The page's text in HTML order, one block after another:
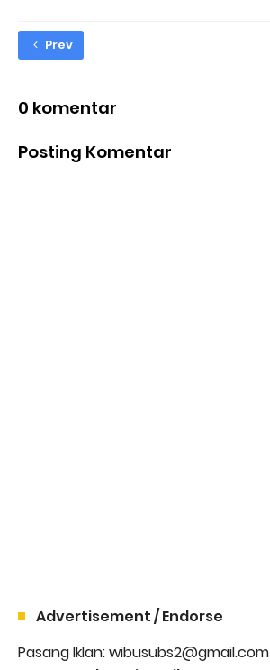
Prev
0 komentar
Posting Komentar
Advertisement / Endorse
Pasang Iklan: wibusubs2@gmail.com